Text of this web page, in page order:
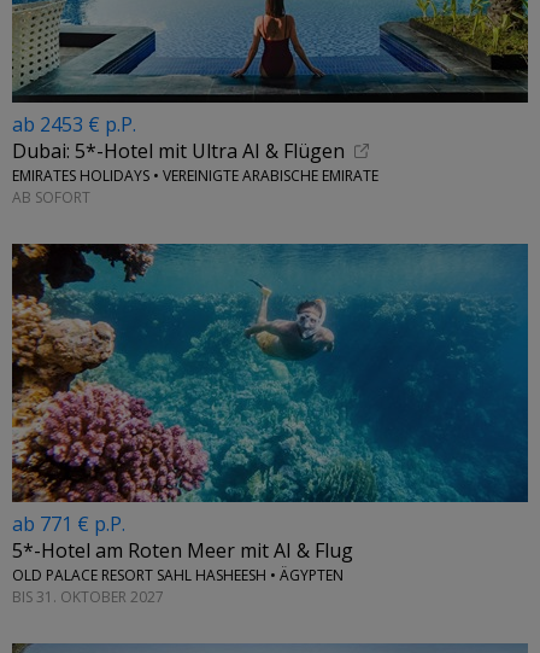
ab 2453 € p.P.
Dubai: 5*-Hotel mit Ultra AI & Flügen
EMIRATES HOLIDAYS • VEREINIGTE ARABISCHE EMIRATE
AB SOFORT
ab 771 € p.P.
5*-Hotel am Roten Meer mit AI & Flug
OLD PALACE RESORT SAHL HASHEESH • ÄGYPTEN
BIS 31. OKTOBER 2027